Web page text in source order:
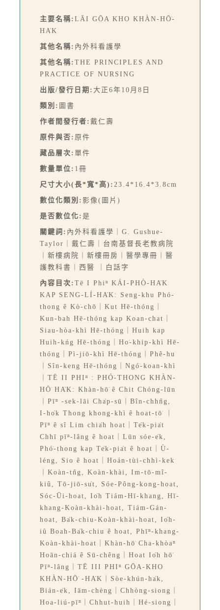
主要名稱: LĀI GŌA KHO KHÀN-HŌ͘-
HA̍K
其他名稱: 內外科看護學
其他名稱: THE PRINCIPLES AND
PRACTICE OF NURSING
出版/發行日期: 大正6年10月8日
類別: 圖書
作者間發行者: 戴仁壽
原件與否: 原件
藏品層次: 單件
數量單位: 1冊
尺寸大小(長*寬*高): 23.4*16.4*3.8cm
數位化類別: 影像(圖片)
是否數位化: 是
關鍵詞: 內外科看護學｜G. Gushue-
Taylor｜戴仁壽｜台南基督長老教病院
｜新樓病院｜新樓冊房｜醫學專冊｜醫
護教科書｜西醫 ｜白話字
內容目次: Tē I Phiⁿ KÁI-PHÒ-HA̍K
KAP SENG-LÍ-HA̍K: Seng-khu Phó-
thong ê Kò͘-chō｜Kut Hē-thóng｜
Kun-bah Hē-thóng kap Koan-chat｜
Siau-hòa-khì Hē-thóng｜Huih kap
Huih-kńg Hē-thóng｜Ho͘-khip-khì Hē-
thóng｜Pì-jiō-khì Hē-thóng｜Phê-hu
｜Sîn-keng Hē-thóng｜Ngó͘-koan-khì
｜TĒ II PHIⁿ : PHÓ͘-THONG KHÀN-
HŌ͘ HA̍K: Khàn-hō͘ ê Chit Chóng-lūn
｜Pīⁿ -sek-lāi Cha̍p-sū｜Bîn-chhn̂g,
I-ho̍k Thong khong-khì ê hoat-tō͘ ｜
Pīⁿ ê sî Lim chia̍h hoat｜Te̍k-pia̍t
Chhī pīⁿ-lâng ê hoat｜Lūn sóe-e̍k,
Phó͘-thong kap Te̍k-pia̍t ê hoat｜Ù-
léng, Sio ê hoat｜Hoán-tùi-chhì-kek
｜Koàn-tn̂g, Koàn-khài, Im-tō-mî-
kiû, Tō-jiō-su̍t, Sóe-Pông-kong-hoat,
Sóc-Ūi-hoat, Io̍h Tiám-Hī-khang, Hī-
khang-Koàn-khài-hoat, Tiám-Gán-
hoat, Ba̍k-chiu-Koàn-khài-hoat, Io̍h-
iû Boah-Ba̍k-chiu ê hoat, Phīⁿ-khang-
Koàn-khài-hoat｜Khàn-hō͘ Cha-khòaⁿ
Hoān-chiá ê Sū-chêng｜Hoat Io̍h hō͘
Pīⁿ-lâng｜TĒ III PHIⁿ GŌA-KHO
KHÀN-HŌ͘ -HA̍K｜Sòe-khún-ha̍k,
Bián-e̍k, Iām-chèng｜Chhòng-siong｜
Hoa-liú-pīⁿ｜Chhut-huih｜Hé-siong｜